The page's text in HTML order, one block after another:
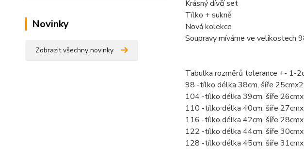
Novinky
Zobrazit všechny novinky
Krásný dívčí set
Tílko + sukně
Nová kolekce
Soupravy míváme ve velikostech
Tabulka rozměrů tolerance +- 1-
98 -tílko délka 38cm, šíře
104 -tílko délka 39cm, šíře
110 -tílko délka 40cm, šíře
116 -tílko délka 42cm, šíře
122 -tílko délka 44cm, šíře
128 -tílko délka 45cm, šíře